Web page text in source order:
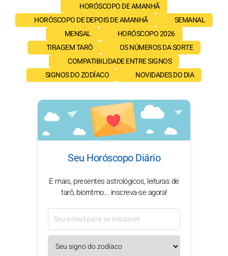
HORÓSCOPO DE AMANHÃ
HORÓSCOPO DE DEPOIS DE AMANHÃ
SEMANAL
MENSAL
HORÓSCOPO 2026
TIRAGEM TARÔ
OS NÚMEROS DA SORTE
COMPATIBILIDADE ENTRE SIGNOS
SIGNOS DO ZODÍACO
NOVIDADES DO DIA
Seu Horóscopo Diário
E mais, presentes astrológicos, leituras de
tarô, biorritmo... inscreva-se agora!